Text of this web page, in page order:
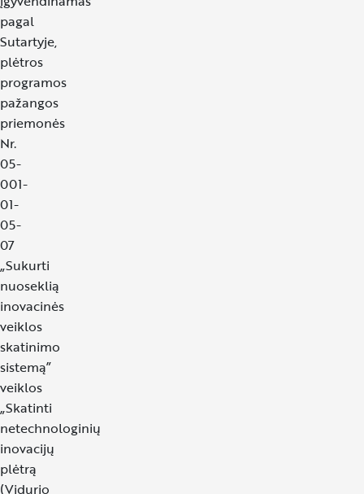
pagal
Sutartyje,
plėtros
programos
pažangos
priemonės
Nr.
05-
001-
01-
05-
07
„Sukurti
nuoseklią
inovacinės
veiklos
skatinimo
sistemą”
veiklos
„Skatinti
netechnologinių
inovacijų
plėtrą
(Vidurio